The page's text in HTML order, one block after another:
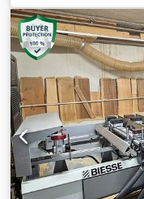
80 m/min, brzina
brzina okretanja:
- zajamčena prodaja
DETALJI Radno
Y-osi: 1.560 mm
Brzina pomicanja po
Z-osi: 25 m/min
bušenje: 20 Glavina
6 Glavina za
broj vertikalnih i
glodanje Broj